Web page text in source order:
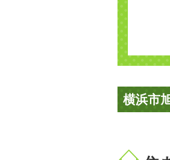
横浜市